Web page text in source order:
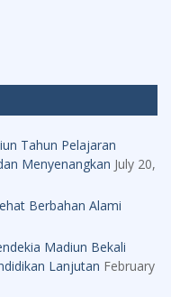
Tahun Pelajaran
Menyenangkan July 20,
Berbahan Alami
Madiun Bekali
Lanjutan February